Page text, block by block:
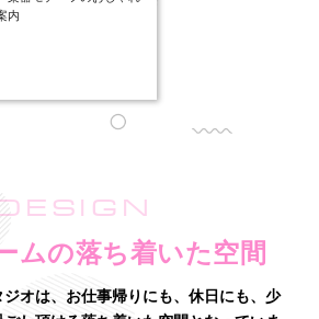
内
ムの落ち着いた空間
オは、お仕事帰りにも、休日にも、少